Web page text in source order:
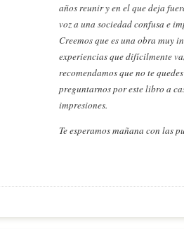
años reunir y en el que deja
voz a una sociedad confusa e
Creemos que es una obra muy
experiencias que difícilmente
recomendamos que no te
preguntarnos por este libro a
impresiones.
Te esperamos mañana con las